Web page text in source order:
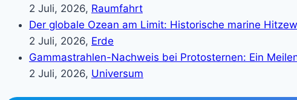
2 Juli, 2026, Raumfahrt
Der globale Ozean am Limit: Historische marine
2 Juli, 2026, Erde
Gammastrahlen-Nachweis bei Protosternen: Ein
2 Juli, 2026, Universum